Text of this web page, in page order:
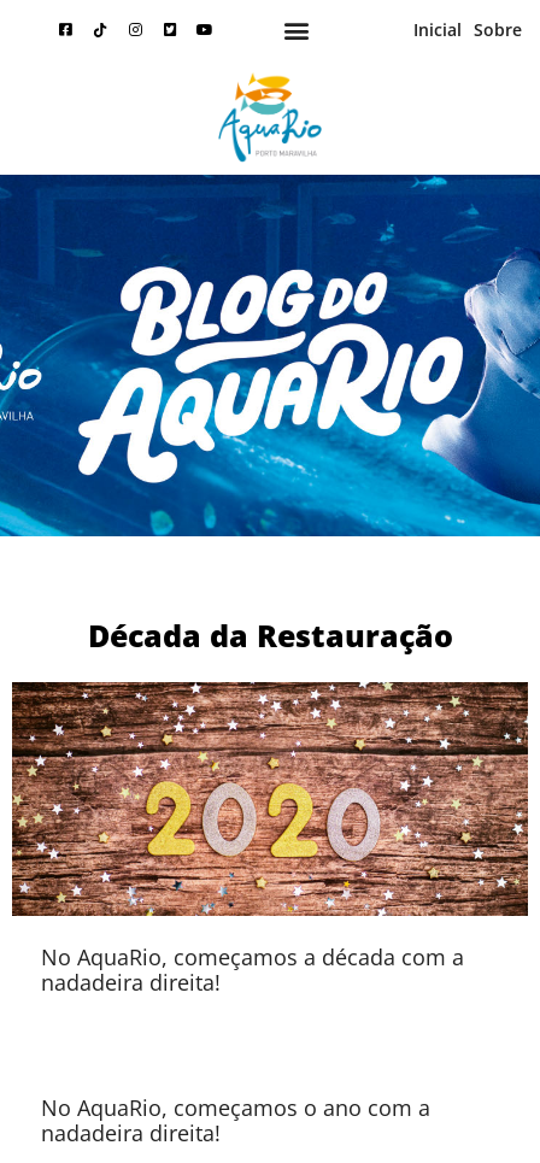
Inicial Sobre
Década da Restauração
No AquaRio, começamos a década com a
nadadeira direita!
No AquaRio, começamos o ano com a
nadadeira direita!